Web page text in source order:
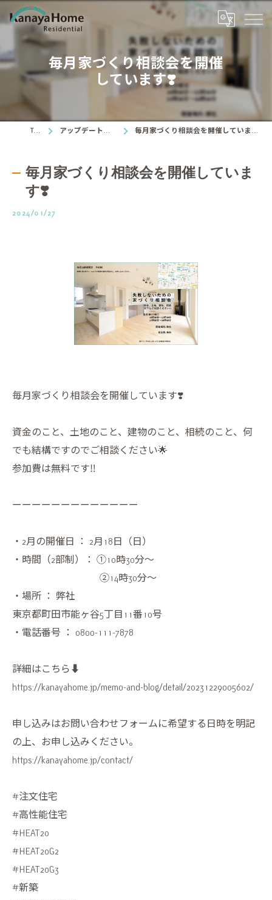
毎月家づくり相談会を開催
しています❣️
TOP アップデート情報 毎月家づくり相談会を開催しています❣️
毎月家づくり相談会を開催していま
す❣️
2024/01/27
毎月家づくり相談会を開催しています❣️
資金のこと、土地のこと、建物のこと、相続のこと、何
でも結構ですのでご相談ください🌟
参加費は無料です‼️
ーーーーーーーーーーーーー
・2月の開催日 ： 2月18日（日）
・時間（2部制）： ①10時30分～
②14時30分〜
・場所 ： 弊社
東京都町田市能ヶ谷5丁目11番10号
・電話番号 ： 0800-111-7878
詳細はこちら⬇️
https://kanayahome.jp/memo-and-blog/detail/20231229005602/
申し込みはお問い合わせフォームに希望する日時を明記
の上、お申し込みください。
https://kanayahome.jp/contact/
#注文住宅
#高性能住宅
#HEAT20
#HEAT20G2
#HEAT20G3
#新築